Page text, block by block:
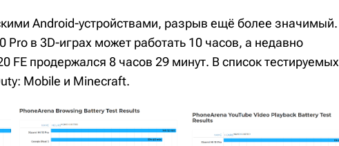
Android-устройствами, разрыв ещё более значимый.
в 3D-играх может работать 10 часов, а недавно
FE продержался 8 часов 29 минут. В список тестируемых
Mobile и Minecraft.